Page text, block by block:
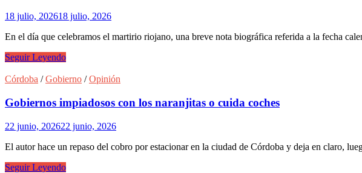
18 julio, 202618 julio, 2026
En el día que celebramos el martirio riojano, una breve nota biográfica referida a la fecha
Enrique
nació?
17
o
el
18
de
Seguir Leyendo
Córdoba /Gobierno /Opinión
Gobiernos impiadosos con los naranjitas o cuida coches
22 junio, 202622 junio, 2026
El autor hace un repaso del cobro por estacionar en la ciudad de Córdoba y deja en claro,
Gobiernos impiadosos con
Seguir Leyendo